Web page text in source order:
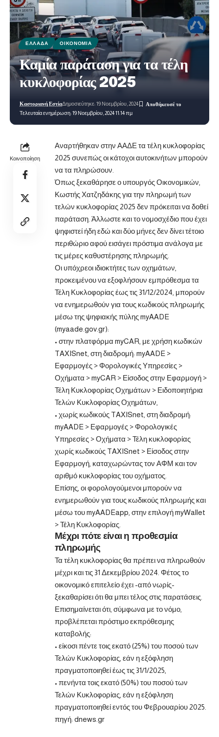
ΕΛΛΆΔΑ ΟΙΚΟΝΟΜΊΑ
Καμία παράταση για τα τέλη
κυκλοφορίας 2025
Τελευταία ενημέρωση: 19 Νοεμβρίου, 2024 11:14 πμ
Καστοριανή ΕστίαΔημοσιεύτηκε: 19 Νοεμβρίου, 2024
Κοινοποίηση
Αναρτήθηκαν στην ΑΑΔΕ τα τέλη κυκλοφορίας
2025 συνεπώς οι κάτοχοι αυτοκινήτων μπορούν
να τα πληρώσουν.
Όπως ξεκαθάρησε ο υπουργός Οικονομικών,
Κωστής Χατζηδάκης για την πληρωμή των
τελών κυκλοφορίας 2025 δεν πρόκειται να δοθεί
παράταση. Άλλωστε και το νομοσχέδιο που έχει
ψηφιστεί ήδη εδώ και δύο μήνες δεν δίνει τέτοιο
περιθώριο αφού εισάγει πρόστιμα ανάλογα με
τις μέρες καθυστέρησης πληρωμής.
Οι υπόχρεοι ιδιοκτήτες των οχημάτων,
προκειμένου να εξοφλήσουν εμπρόθεσμα τα
Τέλη Κυκλοφορίας έως τις 31/12/2024, μπορούν
να ενημερωθούν για τους κωδικούς πληρωμής
μέσω της ψηφιακής πύλης myAADE
(myaade.gov.gr):
• στην πλατφόρμα myCAR, με χρήση κωδικών
TAXISnet, στη διαδρομή: myAADE >
Εφαρμογές > Φορολογικές Υπηρεσίες >
Οχήματα > myCAR > Είσοδος στην Εφαρμογή >
Τέλη Κυκλοφορίας Οχημάτων > Ειδοποιητήρια
Τελών Κυκλοφορίας Οχημάτων,
• χωρίς κωδικούς TAXISnet, στη διαδρομή:
myAADE > Εφαρμογές > Φορολογικές
Υπηρεσίες > Οχήματα > Τέλη κυκλοφορίας
χωρίς κωδικούς TAXISnet > Είσοδος στην
Εφαρμογή, καταχωρώντας τον ΑΦΜ και τον
αριθμό κυκλοφορίας του οχήματος.
Επίσης, οι φορολογούμενοι μπορούν να
ενημερωθούν για τους κωδικούς πληρωμής και
μέσω του myAADEapp, στην επιλογή myWallet
> Τέλη Κυκλοφορίας.
Μέχρι πότε είναι η προθεσμία
πληρωμής
Τα τέλη κυκλοφορίας θα πρέπει να πληρωθούν
μέχρι και τις 31 Δεκεμβρίου 2024. Φέτος το
οικονομικό επιτελείο έχει -από νωρίς-
ξεκαθαρίσει ότι θα μπει τέλος στις παρατάσεις.
Επισημαίνεται ότι, σύμφωνα με το νόμο,
προβλέπεται πρόστιμο εκπρόθεσμης
καταβολής:
• είκοσι πέντε τοις εκατό (25%) του ποσού των
Τελών Κυκλοφορίας, εάν η εξόφληση
πραγματοποιηθεί έως τις 31/1/2025,
• πενήντα τοις εκατό (50%) του ποσού των
Τελών Κυκλοφορίας, εάν η εξόφληση
πραγματοποιηθεί εντός του Φεβρουαρίου 2025.
πηγή: dnews.gr